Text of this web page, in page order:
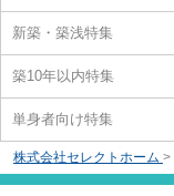
新築・築浅特集
築10年以内特集
単身者向け特集
株式会社セレクトホーム >